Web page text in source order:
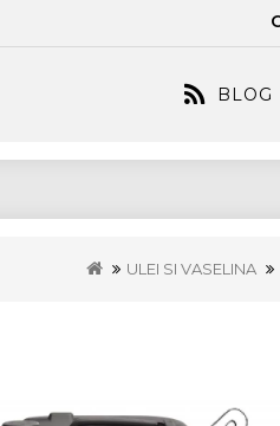
BLOG
ULEI SI VASELINA